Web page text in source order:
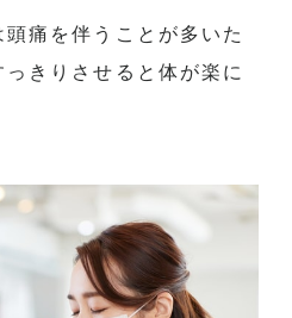
痛を伴うことが多いた
きりさせると体が楽に